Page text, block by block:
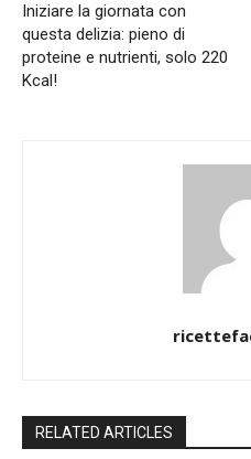
Iniziare la giornata con
questa delizia: pieno di
proteine e nutrienti, solo 220
Kcal!
RELATED ARTICLES